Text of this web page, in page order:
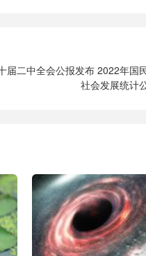
届二中全会公报发布 2022年国
社会发展统计